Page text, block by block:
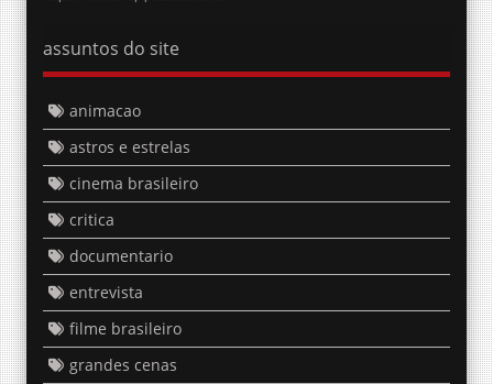
assuntos do site
animacao
astros e estrelas
cinema brasileiro
critica
documentario
entrevista
filme brasileiro
grandes cenas